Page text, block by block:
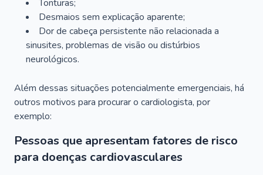
Tonturas;
Desmaios sem explicação aparente;
Dor de cabeça persistente não relacionada a
sinusites, problemas de visão ou distúrbios
neurológicos.
Além dessas situações potencialmente emergenciais, há
outros motivos para procurar o cardiologista, por
exemplo:
Pessoas que apresentam fatores de risco
para doenças cardiovasculares